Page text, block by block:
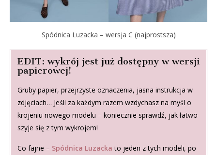
Spódnica Luzacka – wersja C (najprostsza)
EDIT: wykrój jest już dostępny w wersji
papierowej!
Gruby papier, przejrzyste oznaczenia, jasna instrukcja w
zdjęciach… Jeśli za każdym razem wzdychasz na myśl o
krojeniu nowego modelu – koniecznie sprawdź, jak łatwo
szyje się z tym wykrojem!
Co fajne – Spódnica Luzacka to jeden z tych modeli, po